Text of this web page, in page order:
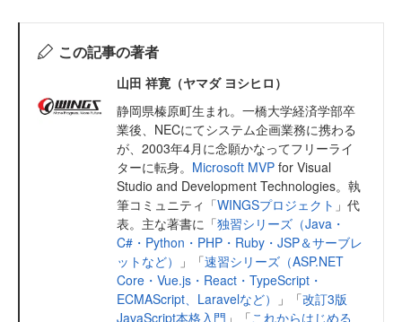
この記事の著者
山田 祥寛（ヤマダ ヨシヒロ）
静岡県榛原町生まれ。一橋大学経済学部卒
業後、NECにてシステム企画業務に携わる
が、2003年4月に念願かなってフリーライ
ターに転身。 Microsoft MVP for Visual
Studio and Development Technologies。執
筆コミュニティ「WINGSプロジェクト 」代
表。主な著書に「独習シリーズ（Java・
C#・Python・PHP・Ruby・JSP＆サーブレ
ットなど）
」「速習シリーズ（ASP.NET
Core・Vue.js・React・TypeScript・
ECMAScript、Laravelなど）
」「改訂3版
JavaScript本格入門 」「これからはじめる